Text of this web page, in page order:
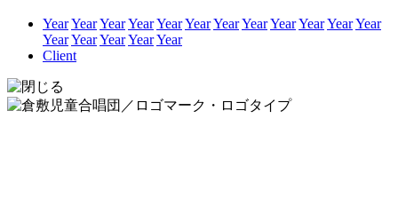
YearYearYearYearYearYearYearYearYearYearYearYear
YearYearYearYearYear
Client